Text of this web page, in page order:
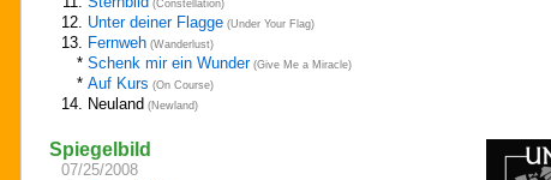
(Constellation)
12. Unter deiner Flagge (Under Your Flag)
13. Fernweh (Wanderlust)
* Schenk mir ein Wunder(Give Me a Miracle)
* Auf Kurs (On Course)
14. Neuland (Newland)
Spiegelbild
07/25/2008